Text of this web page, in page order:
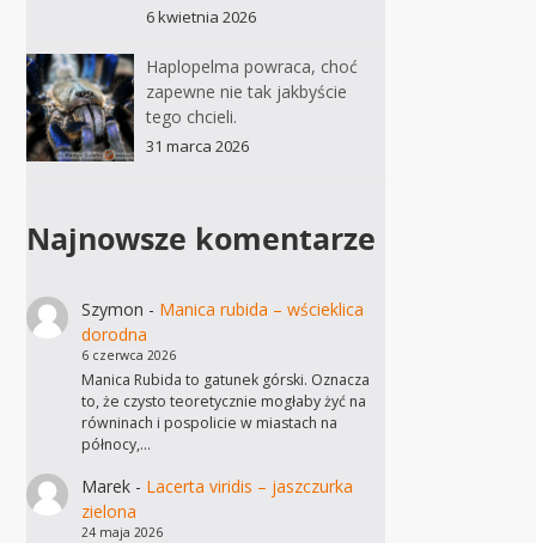
6 kwietnia 2026
Haplopelma powraca, choć
zapewne nie tak jakbyście
tego chcieli.
31 marca 2026
Najnowsze komentarze
Szymon - Manica rubida – wścieklica
dorodna
6 czerwca 2026
Manica Rubida to gatunek górski. Oznacza
to, że czysto teoretycznie mogłaby żyć na
równinach i pospolicie w miastach na
północy,…
Marek- Lacerta viridis – jaszczurka
zielona
24 maja 2026